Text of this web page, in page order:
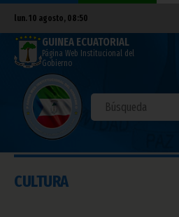
lun. 10 agosto, 08:50
GUINEA ECUATORIAL
Página Web Institucional del
Gobierno
CULTURA